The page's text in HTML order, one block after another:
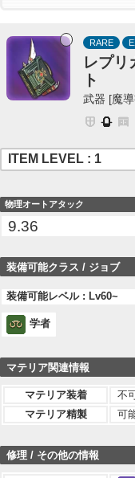
RARE
レプリ
ト
武器 [魔
ITEM LEVEL : 1
物理オートアタック
9.36
装備可能クラス / ジョブ
装備可能レベル : Lv60~
学者
マテリア関連情報
マテリア装着
不
マテリア精製
可
修理 / その他の情報